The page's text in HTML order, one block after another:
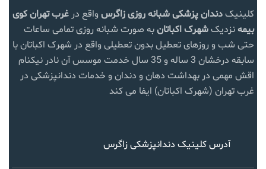
کلینیکدندان پزشکی شبانه روزی زاگرس واقع در غرب تهرانکوی
بیمهنزدیکشهرک اکباتانبه صورت شبانه روزی تمامی ساعات
حتی شب و روزهای تعطیل بدون تعطیلی واقع در شهرک اکباتان با
سابقه درخشان 3 ساله و 35 سال خدمت موسس آن نادر نیکنام
اقش مهمی در بهداشت دهان و دندان و خدمات دندانپزشکی در
غرب تهران (شهرک اکباتان) ایفا می کند
آدرس کلینیک دندانپزشکی زاگرس